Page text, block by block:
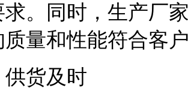
。同时，生产厂
量和性能符合客
货及时